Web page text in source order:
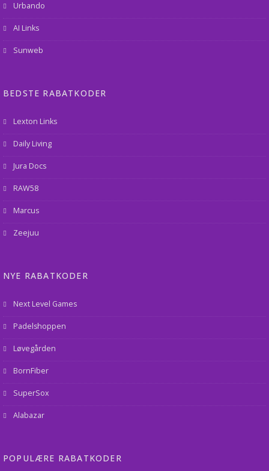
Urbando
AI Links
Sunweb
BEDSTE RABATKODER
Lexton Links
Daily Living
Jura Docs
RAW58
Marcus
Zeejuu
NYE RABATKODER
Next Level Games
Padelshoppen
Løvegården
BornFiber
SuperSox
Alabazar
POPULÆRE RABATKODER